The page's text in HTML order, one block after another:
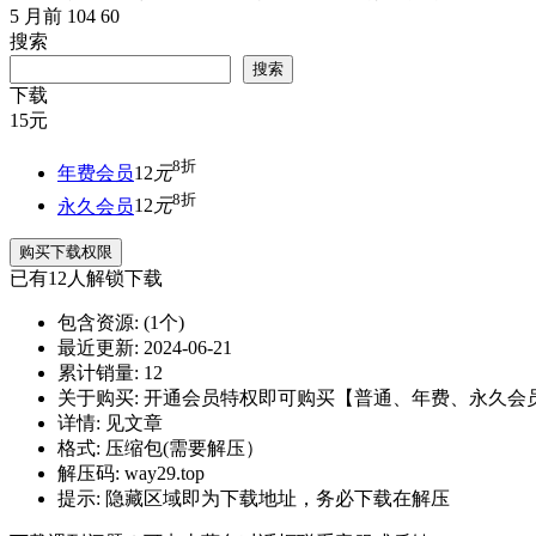
5 月前 104 60
搜索
搜索
下载
15元
年费会员12 元8折
永久会员12元8折
购买下载权限
已有12人解锁下载
包含资源: (1个)
最近更新: 2024-06-21
累计销量: 12
关于购买: 开通会员特权即可购买【普通、年费、永久会
详情: 见文章
格式: 压缩包(需要解压）
解压码: way29.top
提示: 隐藏区域即为下载地址，务必下载在解压